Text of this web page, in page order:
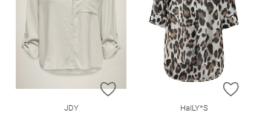
ZUR WUNSCHLISTE HINZUFÜGEN
JDY
ZUR
HaILY*S